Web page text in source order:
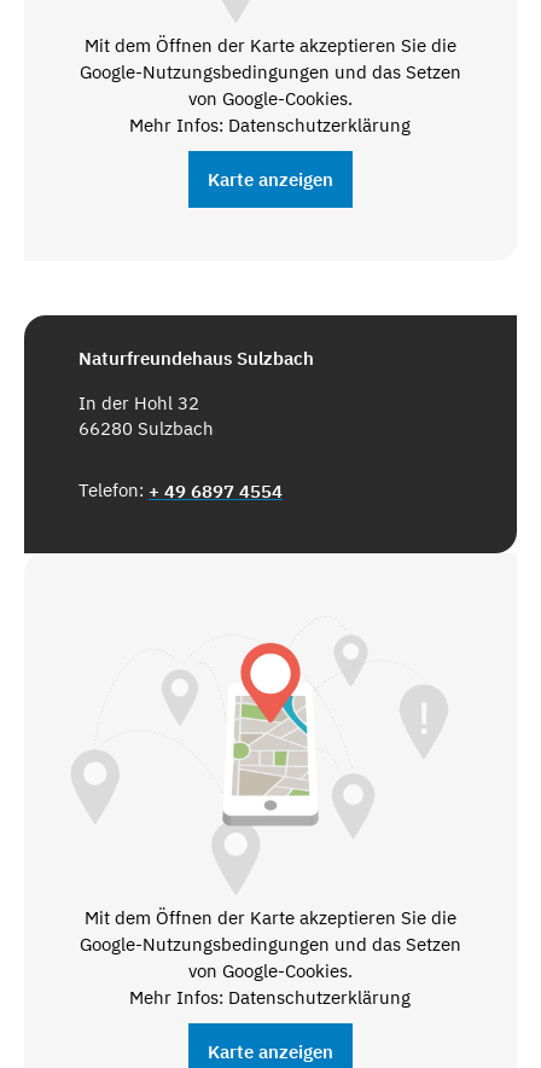
Mit dem Öffnen der Karte akzeptieren Sie die
Google-Nutzungsbedingungen und das Setzen
von Google-Cookies.
Mehr Infos: Datenschutzerklärung
Karte anzeigen
Naturfreundehaus Sulzbach
In der Hohl 32
66280 Sulzbach
Telefon: + 49 6897 4554
Mit dem Öffnen der Karte akzeptieren Sie die
Google-Nutzungsbedingungen und das Setzen
von Google-Cookies.
Mehr Infos: Datenschutzerklärung
Karte anzeigen